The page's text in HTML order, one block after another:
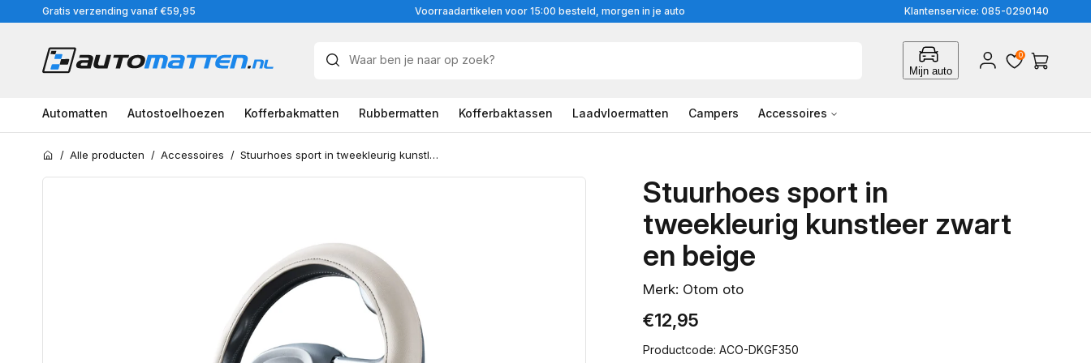
naar
Gratis verzending vanaf €59,95 Voorraadartikelen voor 15:00 besteld, morgen in je auto Klantenservice: 085-0290140
Mijn auto
Inloggen 0
Winkelwagen
Automatten Autostoelhoezen Kofferbakmatten Rubbermatten Kofferbaktassen Laadvloermatten Campers Accessoires
Home
/ Alle producten / Accessoires / Stuurhoes sport in tweekleurig kunstleer zwart en beige
Stuurhoes sport in
tweekleurig kunstleer zwart
en beige
Merk: Otom oto
Normale
prijs
€12,95
Productcode: ACO-DKGF350